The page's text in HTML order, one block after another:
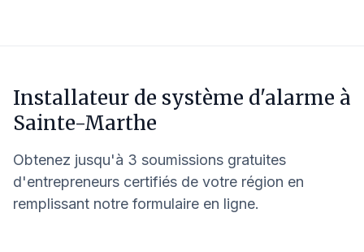
Installateur de système d'alarme à
Sainte-Marthe
Obtenez jusqu'à 3 soumissions gratuites
d'entrepreneurs certifiés de votre région en
remplissant notre formulaire en ligne.